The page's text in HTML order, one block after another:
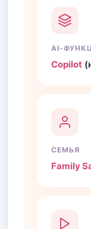
AI-
Copilot
СЕМЬЯ
Family